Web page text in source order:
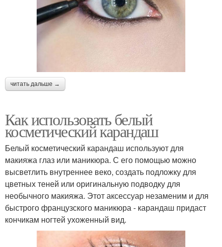
читать дальше →
Как использовать белый
косметический карандаш
Белый косметический карандаш используют для
макияжа глаз или маникюра. С его помощью можно
высветлить внутреннее веко, создать подложку для
цветных теней или оригинальную подводку для
необычного макияжа. Этот аксессуар незаменим и для
быстрого французского маникюра - карандаш придаст
кончикам ногтей ухоженный вид.